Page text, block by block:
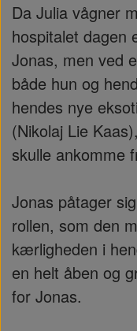
Da Julia vågner
hospitalet dagen
Jonas, men ved
både hun og
hendes nye
(Nikolaj Lie
skulle ankomme
Jonas påtager
rollen, som den
kærligheden i
en helt åben og
for Jonas.